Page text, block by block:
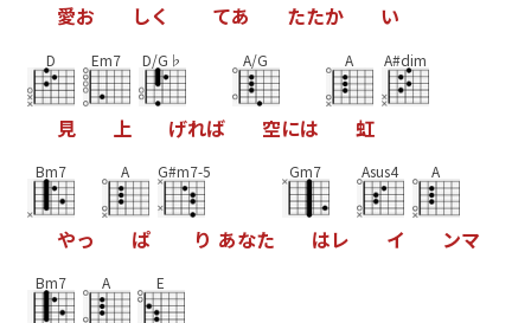
愛お しく てあ たたか い
D
見
Em7
上
D/G♭
げれば
A/G
空には
A
虹
A#dim
Bm7
やっ
A
ぱ
G#m7-5
り あなた
Gm7
はレ
Asus4
イ
A
ンマ
Bm7 A E